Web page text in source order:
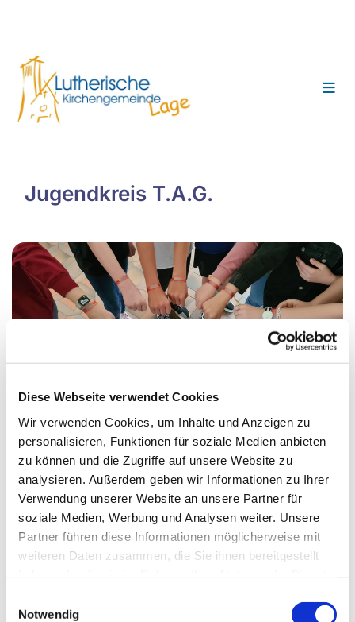
Diese Webseite verwendet Cookies
Wir verwenden Cookies, um Inhalte und Anzeigen zu
personalisieren, Funktionen für soziale Medien anbieten
zu können und die Zugriffe auf unsere Website zu
analysieren. Außerdem geben wir Informationen zu Ihrer
Verwendung unserer Website an unsere Partner für
soziale Medien, Werbung und Analysen weiter. Unsere
Partner führen diese Informationen möglicherweise mit
weiteren Daten zusammen, die Sie ihnen bereitgestellt
Notwendig
Jugendkreis T.A.G.
© Richard Krause
Donnerstag, 24. Juni 2027, 18:00
Uhr